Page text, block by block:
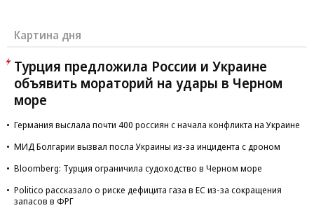
Картина дня
Турция предложила России и Украине
объявить мораторий на удары в Черном
море
Германия выслала почти 400 россиян с начала конфликта на Украине
МИД Болгарии вызвал посла Украины из-за инцидента с дроном
Bloomberg: Турция ограничила судоходство в Черном море
Politico рассказало о риске дефицита газа в ЕС из-за сокращения
запасов в ФРГ